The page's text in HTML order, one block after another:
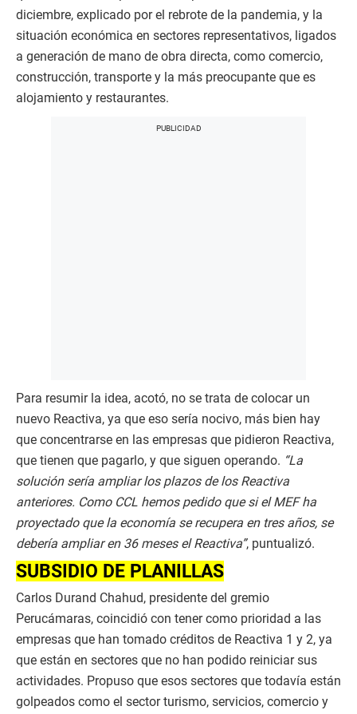
diciembre, explicado por el rebrote de la pandemia, y la
situación económica en sectores representativos, ligados
a generación de mano de obra directa, como comercio,
construcción, transporte y la más preocupante que es
alojamiento y restaurantes.
Para resumir la idea, acotó, no se trata de colocar un
nuevo Reactiva, ya que eso sería nocivo, más bien hay
que concentrarse en las empresas que pidieron Reactiva,
que tienen que pagarlo, y que siguen operando. “La
solución sería ampliar los plazos de los Reactiva
anteriores. Como CCL hemos pedido que si el MEF ha
proyectado que la economía se recupera en tres años, se
debería ampliar en 36 meses el Reactiva”, puntualizó.
SUBSIDIO DE PLANILLAS
Carlos Durand Chahud, presidente del gremio
Perucámaras, coincidió con tener como prioridad a las
empresas que han tomado créditos de Reactiva 1 y 2, ya
que están en sectores que no han podido reiniciar sus
actividades. Propuso que esos sectores que todavía están
golpeados como el sector turismo, servicios, comercio y